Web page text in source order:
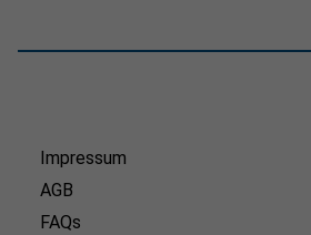
Impressum
AGB
FAQs